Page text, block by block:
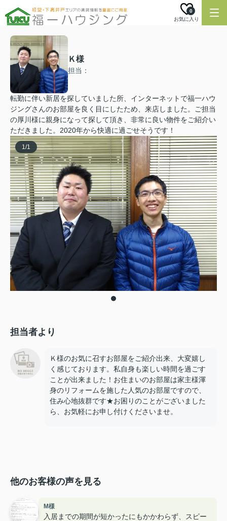
お気に入り
0
Ｋ様
担当：
転勤に伴い新居を探していました所、インターネットで福一ハウ
ジングさんのお部屋を良く目にしたため、来店しました。ご担当
の厚川様に親身になって探して頂き、非常に良い物件をご紹介い
ただきました。2020年から快適に過ごせそうです！
1/1
担当者より
Ｋ様のお気に召すお部屋をご紹介出来、大変嬉し
く感じております。私自身も楽しい時間を過ごす
ことが出来ました！お住まいのお部屋は家主様渾
身のリフォームを施した人気のお部屋ですので、
住み心地抜群です★お困りのことがございました
ら、お気軽にお申し付けくださいませ。
他のお客様の声を見る
M様
入居までの期間が短かったにもかかわらず、スピー